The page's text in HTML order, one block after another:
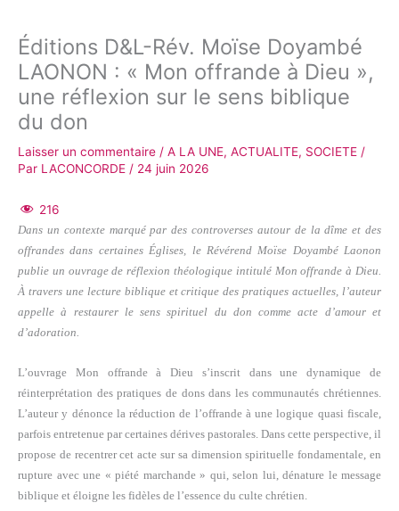
Éditions D&L-Rév. Moïse Doyambé
LAONON : « Mon offrande à Dieu »,
une réflexion sur le sens biblique
du don
Laisser un commentaire / A LA UNE, ACTUALITE, SOCIETE /
Par LACONCORDE / 24 juin 2026
216
Dans un contexte marqué par des controverses autour de la dîme et des
offrandes dans certaines Églises, le Révérend Moïse Doyambé Laonon
publie un ouvrage de réflexion théologique intitulé Mon offrande à Dieu.
À travers une lecture biblique et critique des pratiques actuelles, l’auteur
appelle à restaurer le sens spirituel du don comme acte d’amour et
d’adoration.
L’ouvrage Mon offrande à Dieu s’inscrit dans une dynamique de
réinterprétation des pratiques de dons dans les communautés chrétiennes.
L’auteur y dénonce la réduction de l’offrande à une logique quasi fiscale,
parfois entretenue par certaines dérives pastorales. Dans cette perspective, il
propose de recentrer cet acte sur sa dimension spirituelle fondamentale, en
rupture avec une « piété marchande » qui, selon lui, dénature le message
biblique et éloigne les fidèles de l’essence du culte chrétien.